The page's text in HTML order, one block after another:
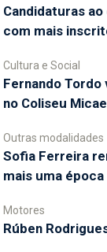
Candidaturas
com mais
Cultura e Social
Fernando
no Coliseu
Outras modalidades
Sofia Ferreira
mais uma época
Motores
Rúben